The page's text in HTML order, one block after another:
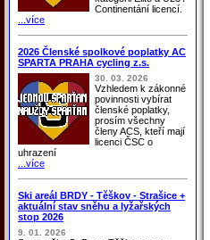
Continentání licencí.
...více
2026 Členské spolkové poplatky AC
SPARTA PRAHA cycling z.s.
30. 03. 2026
Vzhledem k zákonné
povinnosti vybírat
členské poplatky,
prosím všechny
členy ACS, kteří mají
licenci ČSC o
uhrazení
...více
Ski areál BRDY - Těškov - Strašice +
aktuální stav sněhu a lyžařských
stop 2026
9. 01. 2026